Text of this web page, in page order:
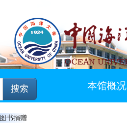
搜索 本馆概况
图书捐赠